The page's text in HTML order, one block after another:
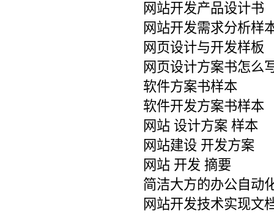
网站开发产品设计书
网站开发需求分析样
网页设计与开发样板
网页设计方案书怎么
软件方案书样本
软件开发方案书样本
网站 设计方案 样本
网站建设 开发方案
网站 开发 摘要
简洁大方的办公自动
网站开发技术实现文